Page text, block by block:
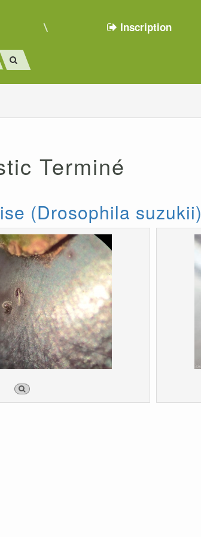
Inscription
Terminé
(Drosophila suzukii)